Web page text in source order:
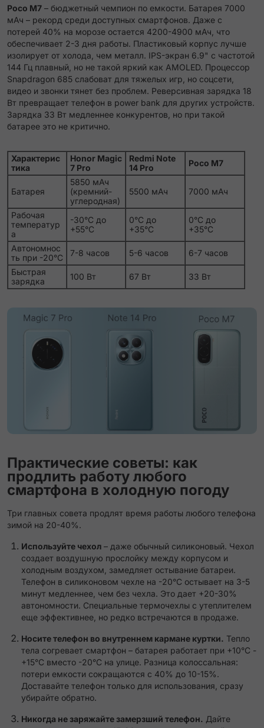
Poco M7 – бюджетный чемпион по емкости. Батарея 7000
мАч – рекорд среди доступных смартфонов. Даже с
потерей 40% на морозе остается 4200-4900 мАч, что
обеспечивает 2-3 дня работы. Пластиковый корпус лучше
изолирует от холода, чем металл. IPS-экран 6.9" с частотой
144 Гц плавный, но не такой яркий как AMOLED. Процессор
Snapdragon 685 слабоват для тяжелых игр, но соцсети,
видео и звонки тянет без проблем. Реверсивная зарядка 18
Вт превращает телефон в power bank для других устройств.
Зарядка 33 Вт медленнее конкурентов, но при такой
батарее это не критично.
Характерис
тика
Honor Magic
7 Pro
Redmi Note
14 Pro
Poco M7
Батарея
5850 мАч
(кремний-
углеродная)
5500 мАч 7000 мАч
Рабочая
температур
а
-30°C до
+55°C
0°C до
+35°C
0°C до
+35°C
Автономнос
ть при -20°C
7-8 часов 5-6 часов
6-7 часов
Быстрая
зарядка
100 Вт 67 Вт 33 Вт
Практические советы: как
продлить работу любого
смартфона в холодную погоду
Три главных совета продлят время работы любого телефона
зимой на 20-40%.
Используйте чехол – даже обычный силиконовый. Чехол
создает воздушную прослойку между корпусом и
холодным воздухом, замедляет остывание батареи.
Телефон в силиконовом чехле на -20°C остывает на 3-5
минут медленнее, чем без чехла. Это дает +20-30%
автономности. Специальные термочехлы с утеплителем
еще эффективнее, но редко встречаются в продаже.
Носите телефон во внутреннем кармане куртки. Тепло
тела согревает смартфон – батарея работает при +10°C -
+15°C вместо -20°C на улице. Разница колоссальная:
потери емкости сокращаются с 40% до 10-15%.
Доставайте телефон только для использования, сразу
убирайте обратно.
Никогда не заряжайте замерзший телефон. Дайте